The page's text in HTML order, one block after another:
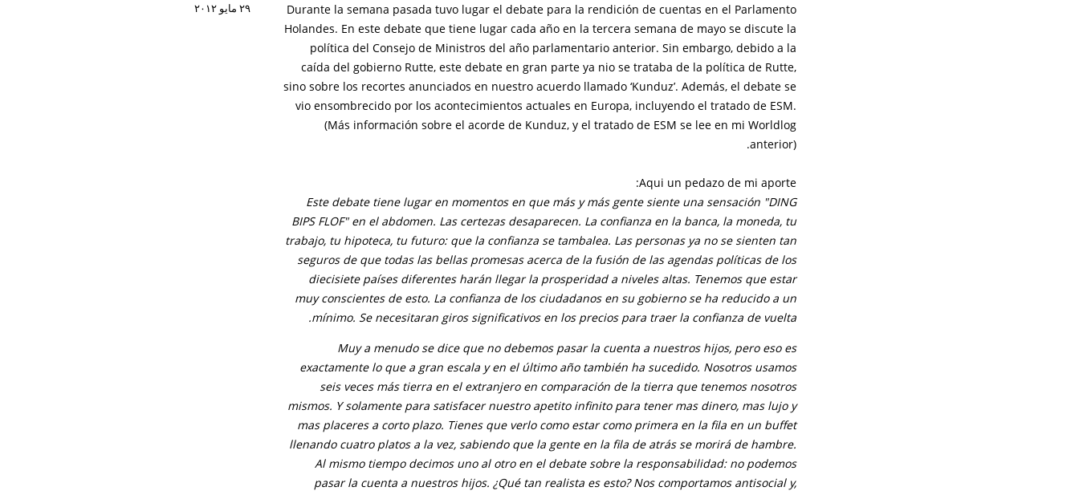
٢٩ مايو ٢٠١٢
Durante la semana pasada tuvo lugar el debate para la rendición de cuentas en el Parlamento
Holandes. En este debate que tiene lugar cada año en la tercera semana de mayo se discute la
política del Consejo de Ministros del año parlamentario anterior. Sin embargo, debido a la
caída del gobierno Rutte, este debate en gran parte ya nio se trataba de la política de Rutte,
sino sobre los recortes anunciados en nuestro acuerdo llamado ‘Kunduz’. Además, el debate se
vio ensombrecido por los acontecimientos actuales en Europa, incluyendo el tratado de ESM.
(Más información sobre el acorde de Kunduz, y el tratado de ESM se lee en mi Worldlog
anterior).
Aqui un pedazo de mi aporte:
Este debate tiene lugar en momentos en que más y más gente siente una sensación "DING
BIPS FLOF" en el abdomen. Las certezas desaparecen. La confianza en la banca, la moneda, tu
trabajo, tu hipoteca, tu futuro: que la confianza se tambalea. Las personas ya no se sienten tan
seguros de que todas las bellas promesas acerca de la fusión de las agendas políticas de los
diecisiete países diferentes harán llegar la prosperidad a niveles altas. Tenemos que estar
muy conscientes de esto. La confianza de los ciudadanos en su gobierno se ha reducido a un
mínimo. Se necesitaran giros significativos en los precios para traer la confianza de vuelta.
Muy a menudo se dice que no debemos pasar la cuenta a nuestros hijos, pero eso es
exactamente lo que a gran escala y en el último año también ha sucedido. Nosotros usamos
seis veces más tierra en el extranjero en comparación de la tierra que tenemos nosotros
mismos. Y solamente para satisfacer nuestro apetito infinito para tener mas dinero, mas lujo y
mas placeres a corto plazo. Tienes que verlo como estar como primera en la fila en un buffet
llenando cuatro platos a la vez, sabiendo que la gente en la fila de atrás se morirá de hambre.
Al mismo tiempo decimos uno al otro en el debate sobre la responsabilidad: no podemos
pasar la cuenta a nuestros hijos. ¿Qué tan realista es esto? Nos comportamos antisocial y,